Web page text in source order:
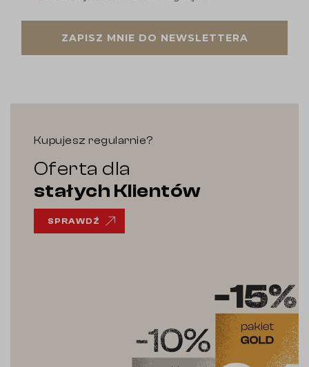
ZAPISZ MNIE DO NEWSLETTERA
Kupujesz regularnie?
Oferta dla
stałych Klientów
SPRAWDŹ